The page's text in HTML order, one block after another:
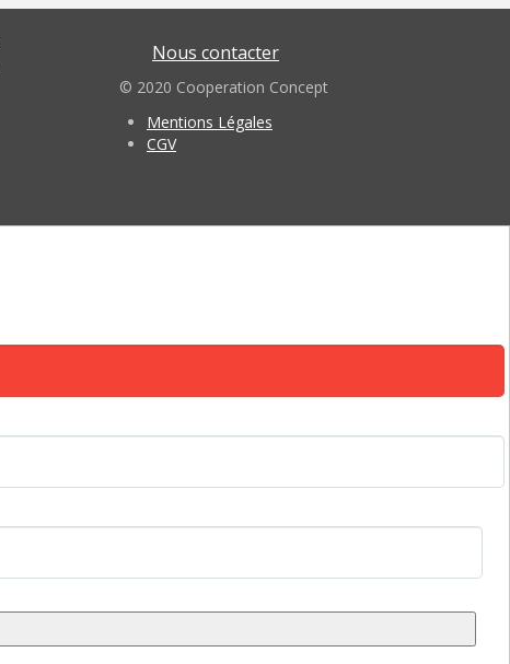
Nous contacter
© 2020 Cooperation Concept
Mentions Légales
CGV